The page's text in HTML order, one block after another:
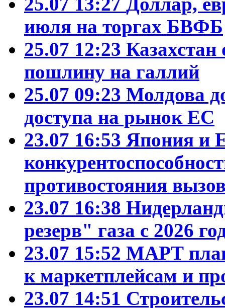
июля на торгах БВФБ
25.07 12:23 Казахстан
пошлину на галлий
25.07 09:23 Молдова
доступа на рынок ЕС
23.07 16:53 Япония и
противостояния
23.07 16:38
резерв" газа с 2026
23.07 15:52 МАРТ
к маркетплейсам и
23.07 14:51